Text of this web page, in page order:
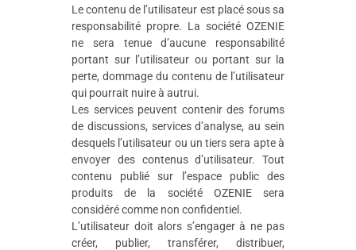
Le contenu de l’utilisateur est placé sous sa
responsabilité propre. La société OZENIE
ne sera tenue d’aucune responsabilité
portant sur l’utilisateur ou portant sur la
perte, dommage du contenu de l’utilisateur
qui pourrait nuire à autrui.
Les services peuvent contenir des forums
de discussions, services d’analyse, au sein
desquels l’utilisateur ou un tiers sera apte à
envoyer des contenus d’utilisateur. Tout
contenu publié sur l’espace public des
produits de la société OZENIE sera
considéré comme non confidentiel.
L’utilisateur doit alors s’engager à ne pas
créer, publier, transférer, distribuer,